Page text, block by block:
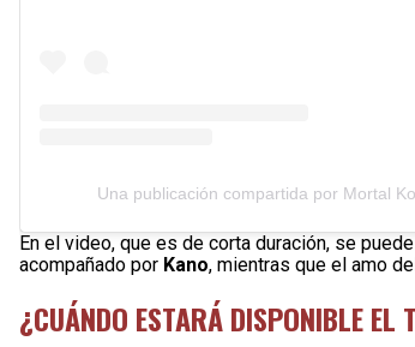
Una publicación compartida por Mortal
En el video, que es de corta duración, se
acompañado por Kano, mientras que el amo
¿CUÁNDO ESTARÁ DISPONIBLE